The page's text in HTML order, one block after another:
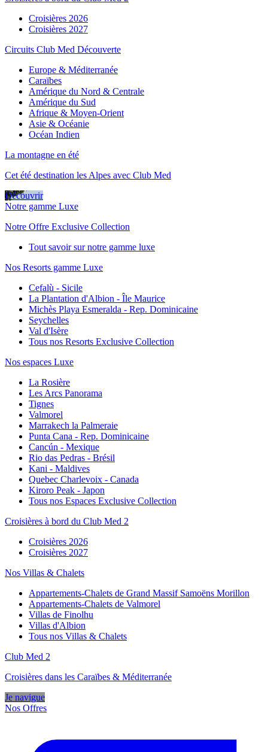
Croisières 2026
Croisières 2027
Circuits Club Med Découverte
Europe & Méditerranée
Caraïbes
Amérique du Nord & Centrale
Amérique du Sud
Afrique & Moyen-Orient
Asie & Océanie
Océan Indien
La montagne en été
Cet été destination les Alpes avec Club Med
Découvrir
Notre gamme Luxe
Notre Offre Exclusive Collection
Tout savoir sur notre gamme luxe
Nos Resorts gamme Luxe
Cefalù - Sicile
La Plantation d'Albion - Île Maurice
Michès Playa Esmeralda - Rep. Dominicaine
Seychelles
Val d'Isère
Tous nos Resorts Exclusive Collection
Nos espaces Luxe
La Rosière
Les Arcs Panorama
Tignes
Valmorel
Marrakech la Palmeraie
Punta Cana - Rep. Dominicaine
Cancún - Mexique
Rio das Pedras - Brésil
Kani - Maldives
Quebec Charlevoix - Canada
Kiroro Peak - Japon
Tous nos Espaces Exclusive Collection
Croisières à bord du Club Med 2
Croisières 2026
Croisières 2027
Nos Villas & Chalets
Appartements-Chalets de Grand Massif Samoëns Morillon
Appartements-Chalets de Valmorel
Villas de Finolhu
Villas d'Albion
Tous nos Villas & Chalets
Club Med 2
Croisières dans les Caraïbes & Méditerranée
Je navigue
Nos Offres